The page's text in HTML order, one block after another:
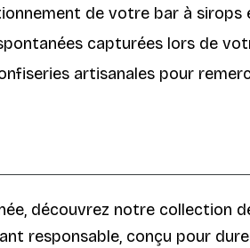
de votre bar à sirops
capturées lors de
artisanales pour
découvrez notre collection
responsable, conçu pour